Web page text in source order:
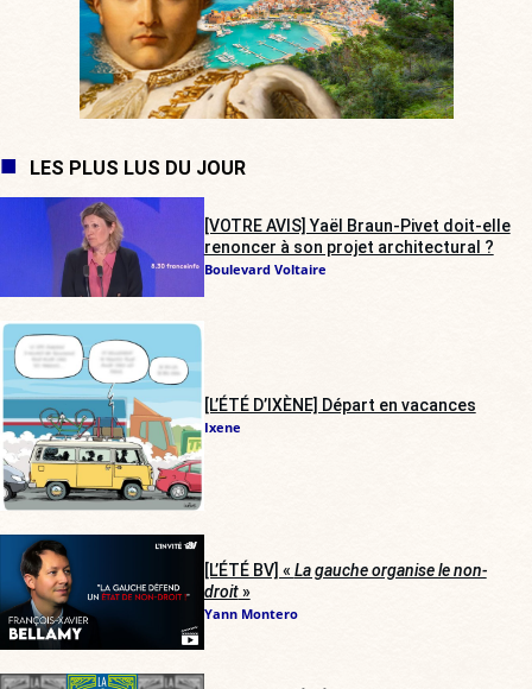
LES PLUS LUS DU JOUR
[VOTRE AVIS] Yaël Braun-Pivet doit-elle
renoncer à son projet architectural ?
Boulevard Voltaire
[L’ÉTÉ D’IXÈNE] Départ en vacances
Ixene
[L’ÉTÉ BV] « La gauche organise le non-
droit»
Yann Montero